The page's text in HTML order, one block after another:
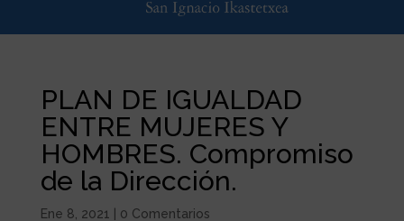
PLAN DE IGUALDAD
ENTRE MUJERES Y
HOMBRES. Compromiso
de la Dirección.
Ene 8, 2021 0 Comentarios